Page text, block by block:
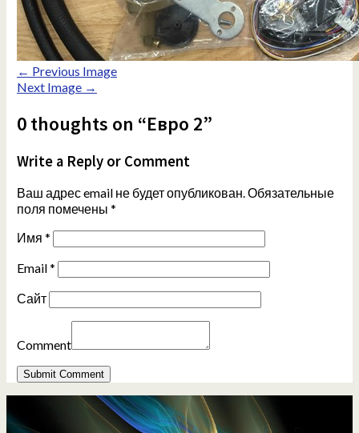
← Previous Image
Next Image →
0 thoughts on “Евро 2”
Write a Reply or Comment
Ваш адрес email не будет опубликован.Обязательные
поля помечены *
Имя *
Email*
Сайт
Comment